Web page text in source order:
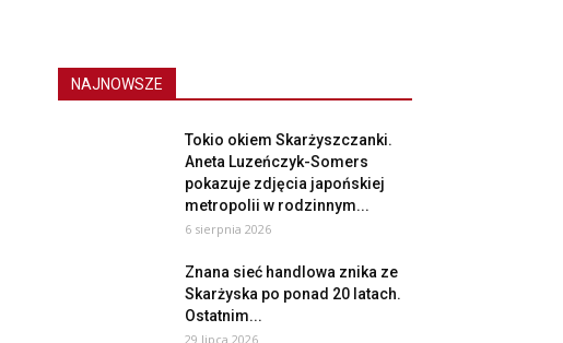
NAJNOWSZE
Tokio okiem Skarżyszczanki.
Aneta Luzeńczyk-Somers
pokazuje zdjęcia japońskiej
metropolii w rodzinnym...
6 sierpnia 2026
Znana sieć handlowa znika ze
Skarżyska po ponad 20 latach.
Ostatnim...
29 lipca 2026